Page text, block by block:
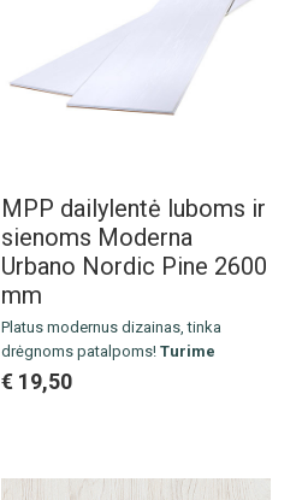
MPP dailylentė luboms ir
sienoms Moderna
Urbano Nordic Pine 2600
mm
Platus modernus dizainas, tinka
drėgnoms patalpoms! Turime
sandėlyje.
Išmatavimai: 2600 x 262 x 10 mm
€ 19,50